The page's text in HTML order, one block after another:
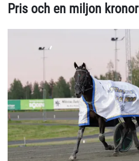
Pris och en miljon kronor